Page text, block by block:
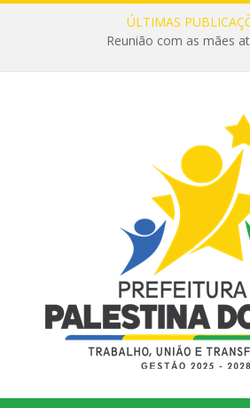
ÚLTIMAS
Reunião com as mães